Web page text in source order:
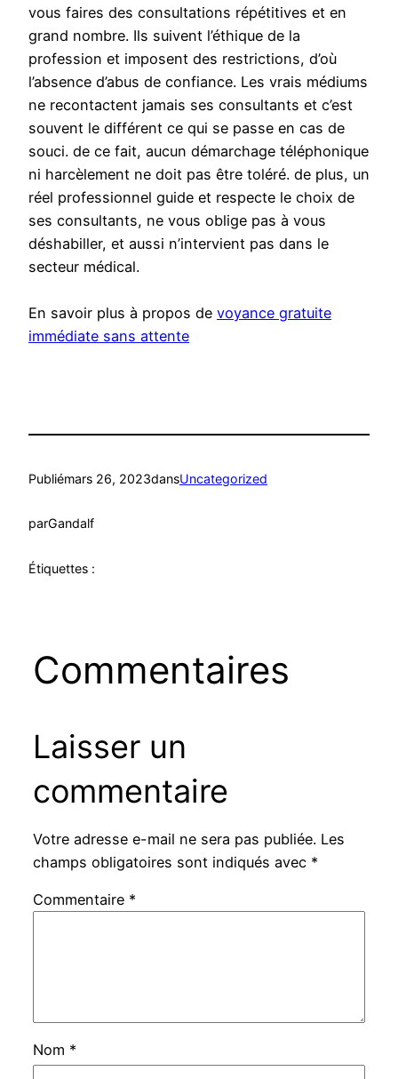
vous faires des consultations répétitives et en
grand nombre. Ils suivent l’éthique de la
profession et imposent des restrictions, d’où
l’absence d’abus de confiance. Les vrais médiums
ne recontactent jamais ses consultants et c’est
souvent le différent ce qui se passe en cas de
souci. de ce fait, aucun démarchage téléphonique
ni harcèlement ne doit pas être toléré. de plus, un
réel professionnel guide et respecte le choix de
ses consultants, ne vous oblige pas à vous
déshabiller, et aussi n’intervient pas dans le
secteur médical.
En savoir plus à propos de voyance gratuite
immédiate sans attente
Publiémars 26, 2023dansUncategorized
parGandalf
Étiquettes :
Commentaires
Laisser un
commentaire
Votre adresse e-mail ne sera pas publiée. Les
champs obligatoires sont indiqués avec *
Commentaire *
Nom *